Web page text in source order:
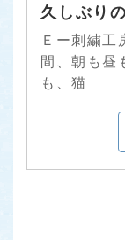
久しぶり
Ｅー刺繍
間、朝も昼
も、猫